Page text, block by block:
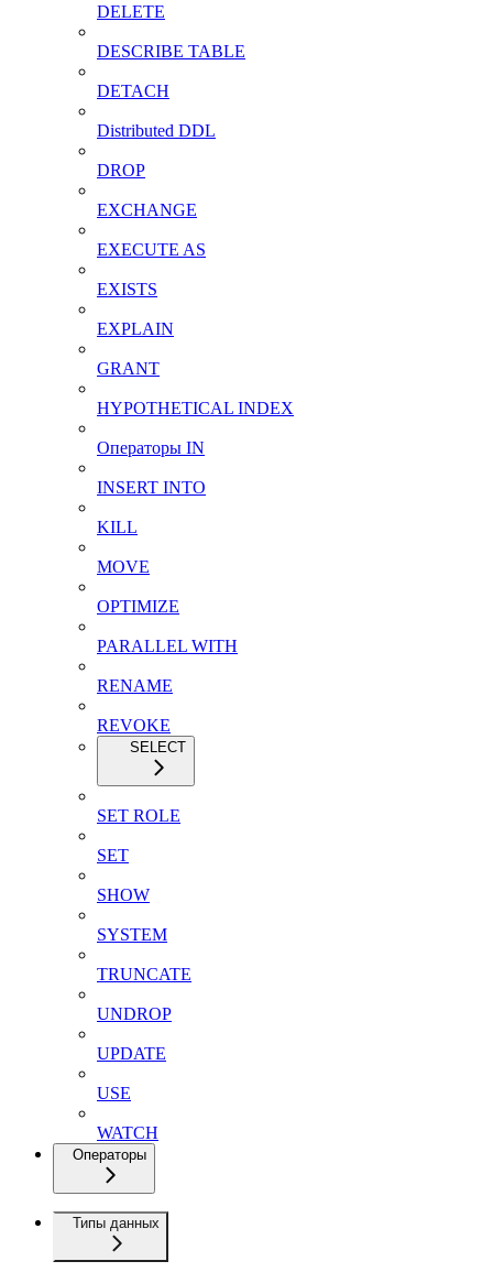
DELETE
DESCRIBE TABLE
DETACH
Distributed DDL
DROP
EXCHANGE
EXECUTE AS
EXISTS
EXPLAIN
GRANT
HYPOTHETICAL INDEX
Операторы IN
INSERT INTO
KILL
MOVE
OPTIMIZE
PARALLEL WITH
RENAME
REVOKE
SELECT
SET ROLE
SET
SHOW
SYSTEM
TRUNCATE
UNDROP
UPDATE
USE
WATCH
Операторы
Типы данных